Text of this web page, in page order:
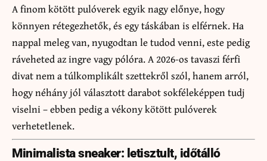
A finom kötött pulóverek egyik nagy előnye, hogy
könnyen rétegezhetők, és egy táskában is elférnek. Ha
nappal meleg van, nyugodtan le tudod venni, este pedig
ráveheted az ingre vagy pólóra. A 2026-os tavaszi férfi
divat nem a túlkomplikált szettekről szól, hanem arról,
hogy néhány jól választott darabot sokféleképpen tudj
viselni – ebben pedig a vékony kötött pulóverek
verhetetlenek.
Minimalista sneaker: letisztult, időtálló